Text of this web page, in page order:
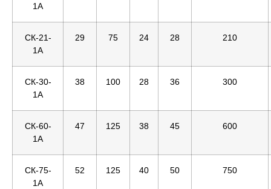
1А
СК-21-
1А
29 75 24 28 210
СК-30-
1А
38 100 28 36 300
СК-60-
1А
47 125 38 45 600
СК-75-
1А
52 125 40 50 750